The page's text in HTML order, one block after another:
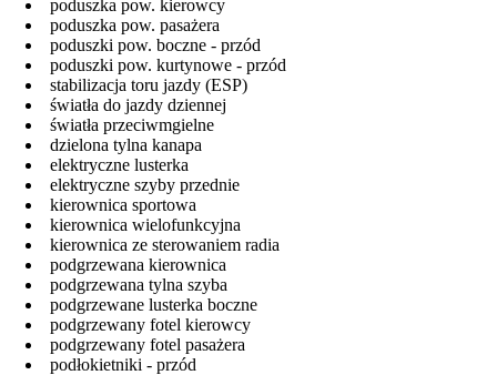
poduszka pow. kierowcy
poduszka pow. pasażera
poduszki pow. boczne - przód
poduszki pow. kurtynowe - przód
stabilizacja toru jazdy (ESP)
światła do jazdy dziennej
światła przeciwmgielne
dzielona tylna kanapa
elektryczne lusterka
elektryczne szyby przednie
kierownica sportowa
kierownica wielofunkcyjna
kierownica ze sterowaniem radia
podgrzewana kierownica
podgrzewana tylna szyba
podgrzewane lusterka boczne
podgrzewany fotel kierowcy
podgrzewany fotel pasażera
podłokietniki - przód